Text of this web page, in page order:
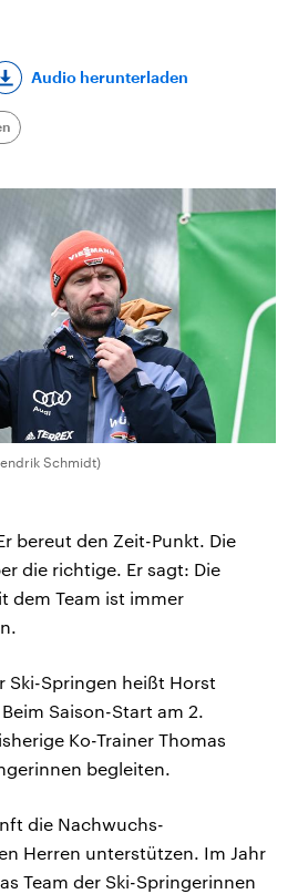
Audio herunterladen
Schmidt)
bereut den Zeit-Punkt. Die
die richtige. Er sagt: Die
dem Team ist immer
Ski-Springen heißt Horst
Saison-Start am 2.
Ko-Trainer Thomas
begleiten.
die Nachwuchs-
Herren unterstützen. Im Jahr
Team der Ski-Springerinnen